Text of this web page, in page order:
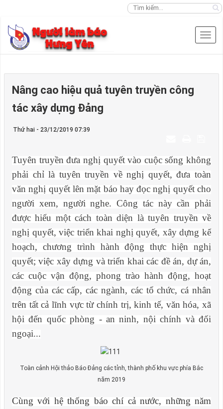
Nâng cao hiệu quả tuyên truyền công
tác xây dựng Đảng
Thứ hai - 23/12/2019 07:39
Tuyên truyền đưa nghị quyết vào cuộc sống không
phải chỉ là tuyên truyền về nghị quyết, đưa toàn
văn nghị quyết lên mặt báo hay đọc nghị quyết cho
người xem, người nghe. Công tác này cần phải
được hiểu một cách toàn diện là tuyên truyền về
nghị quyết, việc triển khai nghị quyết, xây dựng kế
hoạch, chương trình hành động thực hiện nghị
quyết; việc xây dựng và triển khai các đề án, dự án,
các cuộc vận động, phong trào hành động, hoạt
động của các cấp, các ngành, các tổ chức, cá nhân
trên tất cả lĩnh vực từ chính trị, kinh tế, văn hóa, xã
hội đến quốc phòng - an ninh, nội chính và đối
ngoại...
Toàn cảnh Hội thảo Báo Đảng các tỉnh, thành phố khu vực phía Bắc
năm 2019
Cùng với hệ thống báo chí cả nước, những năm